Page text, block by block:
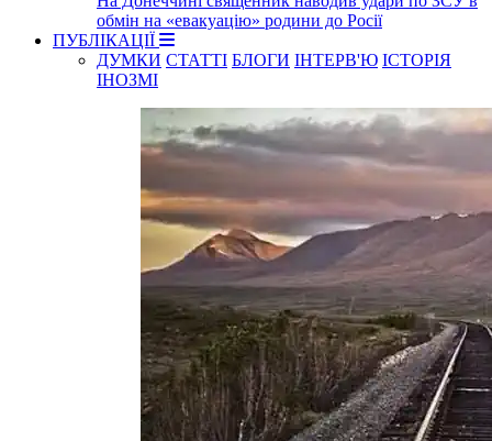
обмін на «евакуацію» родини до Росії
ПУБЛІКАЦІЇ
ДУМКИ СТАТТІ БЛОГИ ІНТЕРВ'Ю ІСТОРІЯ
ІНОЗМІ